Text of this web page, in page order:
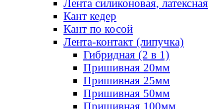
Лента силиконовая, латексная
Кант кедер
Кант по косой
Лента-контакт (липучка)
Гибридная (2 в 1)
Пришивная 20мм
Пришивная 25мм
Пришивная 50мм
Пришивная 100мм